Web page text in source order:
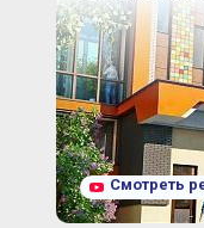
Смотреть